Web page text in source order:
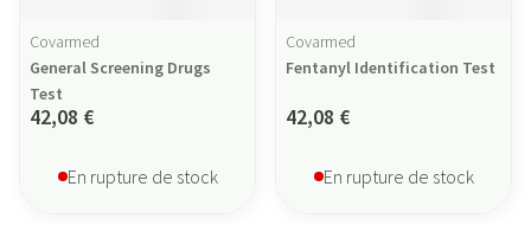
Covarmed
General Screening Drugs
Test
42,08 €
En rupture de stock
Covarmed
Fentanyl Identification Test
42,08 €
En rupture de stock